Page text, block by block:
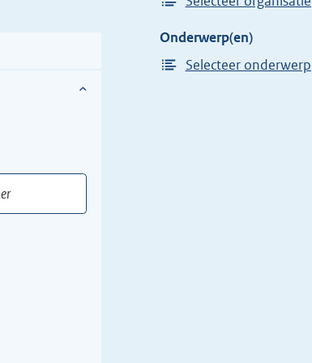
Onderwerp(en)
Selecteer